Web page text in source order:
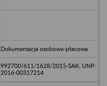
Dokumentacja osobowo-płacowa
992700/611/1628/2015-SAK; UNP:
2016-00317214